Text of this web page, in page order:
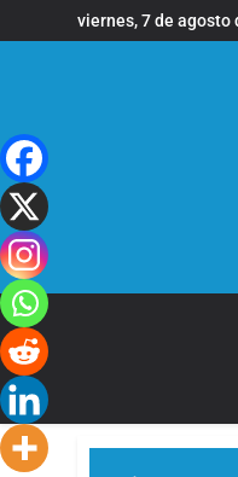
al
viernes, 7 de agosto